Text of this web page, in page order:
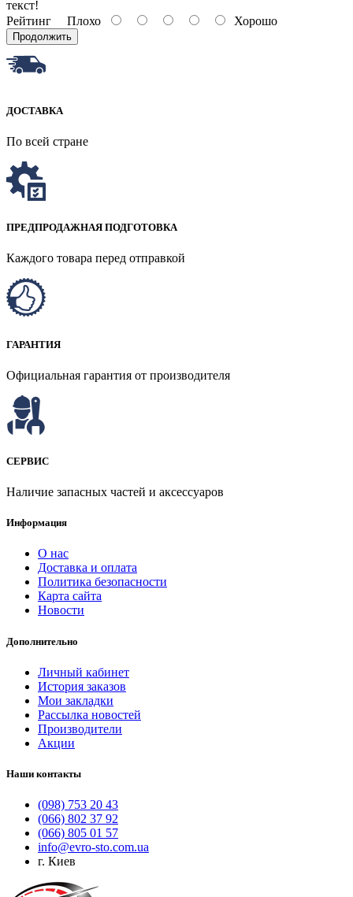
текст!
Рейтинг Плохо Хорошо
Продолжить
ДОСТАВКА
По всей стране
ПРЕДПРОДАЖНАЯ ПОДГОТОВКА
Каждого товара перед отправкой
ГАРАНТИЯ
Официальная гарантия от производителя
СЕРВИС
Наличие запасных частей и аксессуаров
Информация
О нас
Доставка и оплата
Политика безопасности
Карта сайта
Новости
Дополнительно
Личный кабинет
История заказов
Мои закладки
Рассылка новостей
Производители
Акции
Наши контакты
(098) 753 20 43
(066) 802 37 92
(066) 805 01 57
info@evro-sto.com.ua
г. Киев